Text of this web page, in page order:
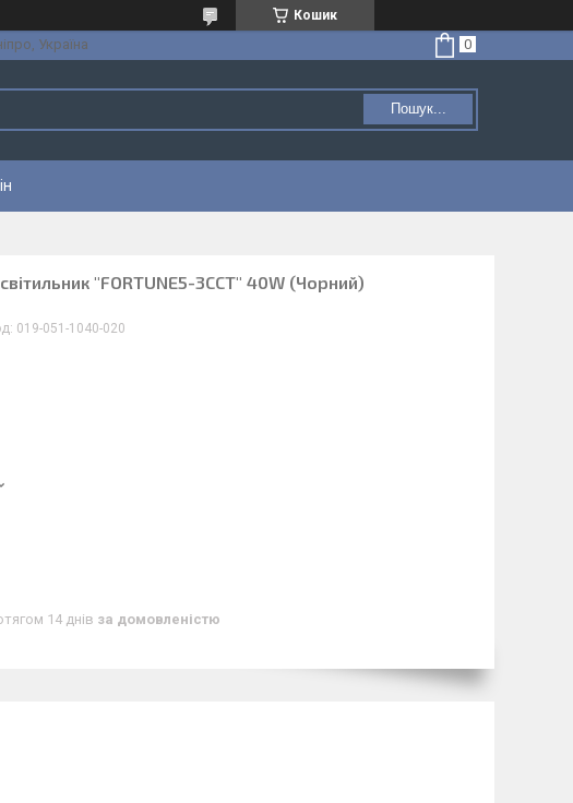
Кошик
Україна
Пошук...
світильник "FORTUNE5-3ССТ" 40W (Чорний)
019-051-1040-020
14 днів за домовленістю